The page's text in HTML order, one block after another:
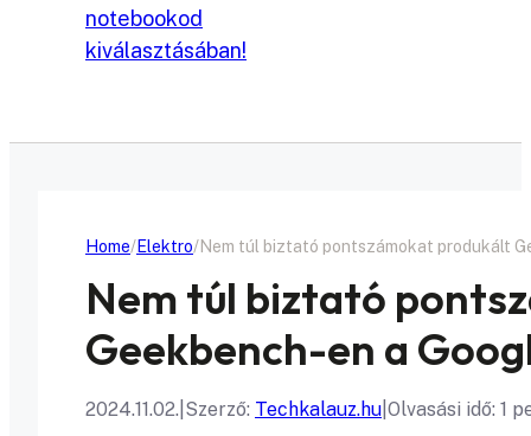
notebookod
kiválasztásában!
Home Elektro Nem túl biztató pontszámokat produkált
Nem túl biztató
Geekbench-en a
2024.11.02. Szerző: Techkalauz.hu Olvasási idő: 1